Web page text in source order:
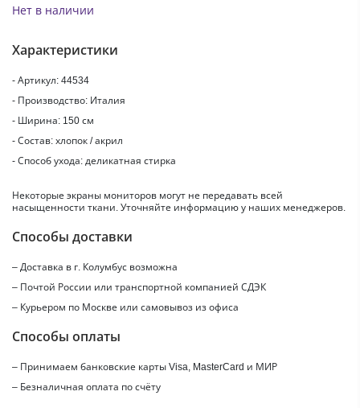
Нет в наличии
Характеристики
- Артикул: 44534
- Производство: Италия
- Ширина: 150 см
- Состав: хлопок / акрил
- Способ ухода: деликатная стирка
Некоторые экраны мониторов могут не передавать всей
насыщенности ткани. Уточняйте информацию у наших менеджеров.
Способы доставки
– Доставка в г. Колумбус возможна
– Почтой России или транспортной компанией СДЭК
– Курьером по Москве или самовывоз из офиса
Способы оплаты
– Принимаем банковские карты Visa, MasterCard и МИР
– Безналичная оплата по счёту